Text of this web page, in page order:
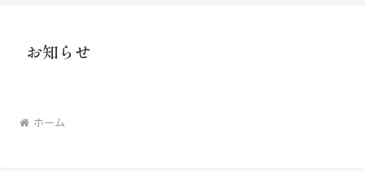
お知らせ
ホーム